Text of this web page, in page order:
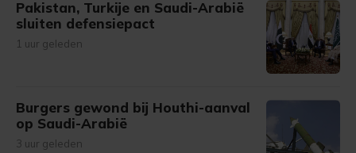
Pakistan, Turkije en Saudi-Arabië
sluiten defensiepact
1 uur geleden
Burgers gewond bij Houthi-aanval
op Saudi-Arabië
3 uur geleden